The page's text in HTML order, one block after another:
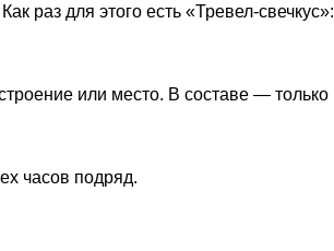
раз для этого есть «Тревел-свечкус»:
или место. В составе — только
часов подряд.